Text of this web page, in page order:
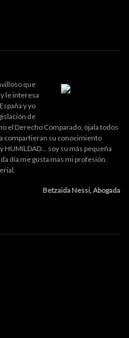
que
le interesa
y yo
de
el Derecho Comparado, ojala todos
compartieran su conocimiento
HUMILDAD... soy su más pequeña
día me gusta mas mi profesión.
Betzaida Nessi, Abogada